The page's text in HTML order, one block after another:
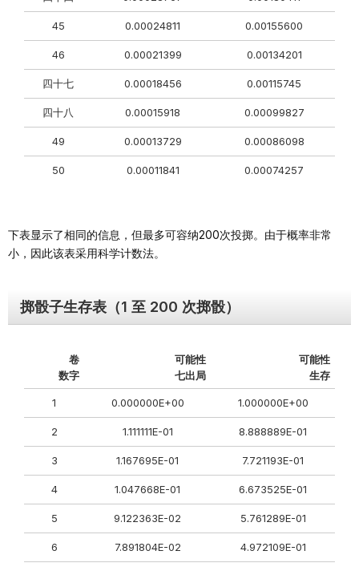
45 0.00024811 0.00155600
46 0.00021399 0.00134201
四十七 0.00018456 0.00115745
四十八 0.00015918 0.00099827
49 0.00013729 0.00086098
50 0.00011841 0.00074257
下表显示了相同的信息，但最多可容纳200次投掷。由于概率非常
小，因此该表采用科学计数法。
掷骰子生存表（1 至 200 次掷骰）
卷
数字
可能性
七出局
可能性
生存
1 0.000000E+00 1.000000E+00
2 1.111111E-01 8.888889E-01
3 1.167695E-01 7.721193E-01
4 1.047668E-01 6.673525E-01
5 9.122363E-02 5.761289E-01
6 7.891804E-02 4.972109E-01